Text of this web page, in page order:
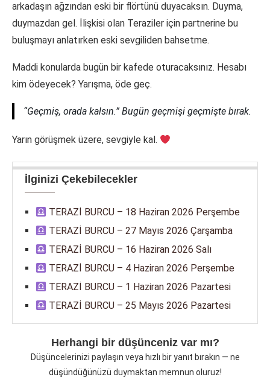
arkadaşın ağzından eski bir flörtünü duyacaksın. Duyma,
duymazdan gel. İlişkisi olan Teraziler için partnerine bu
buluşmayı anlatırken eski sevgiliden bahsetme.
Maddi konularda bugün bir kafede oturacaksınız. Hesabı
kim ödeyecek? Yarışma, öde geç.
“Geçmiş, orada kalsın.” Bugün geçmişi geçmişte bırak.
Yarın görüşmek üzere, sevgiyle kal.
İlginizi Çekebilecekler
TERAZİ BURCU – 18 Haziran 2026 Perşembe
TERAZİ BURCU – 27 Mayıs 2026 Çarşamba
TERAZİ BURCU – 16 Haziran 2026 Salı
TERAZİ BURCU – 4 Haziran 2026 Perşembe
TERAZİ BURCU – 1 Haziran 2026 Pazartesi
TERAZİ BURCU – 25 Mayıs 2026 Pazartesi
Herhangi bir düşünceniz var mı?
Düşüncelerinizi paylaşın veya hızlı bir yanıt bırakın — ne
düşündüğünüzü duymaktan memnun oluruz!